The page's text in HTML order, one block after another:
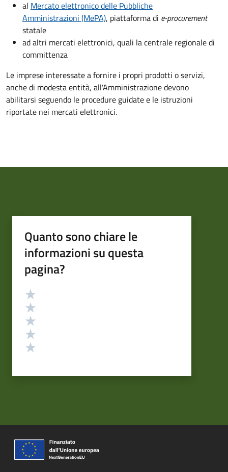
al Mercato elettronico delle Pubbliche
Amministrazioni (MePA), piattaforma di e-procurement
statale
ad altri mercati elettronici, quali la centrale regionale di
committenza
Le imprese interessate a fornire i propri prodotti o servizi,
anche di modesta entità, all'Amministrazione devono
abilitarsi seguendo le procedure guidate e le istruzioni
riportate nei mercati elettronici.
Quanto sono chiare le
informazioni su questa
pagina?
Valutazione